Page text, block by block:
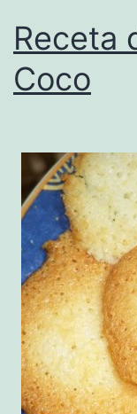
Receta
Coco